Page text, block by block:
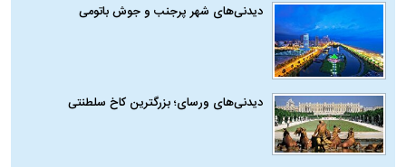
دیدنی‌های شهر پرجنب و جوش باتومی
دیدنی‌های ورسای؛ بزرگترین کاخ سلطنتی